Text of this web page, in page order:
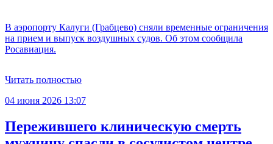
В аэропорту Калуги (Грабцево) сняли временные ограничения
на прием и выпуск воздушных судов. Об этом сообщила
Росавиация.
Читать полностью
04 июня 2026 13:07
Пережившего клиническую смерть